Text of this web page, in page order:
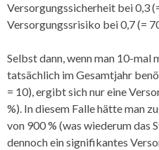
Versorgungssicherheit bei 0,3
Versorgungssrisiko bei 0,7 (=
Selbst dann, wenn man 10-
tatsächlich im Gesamtjahr
= 10), ergibt sich nur eine
%). In diesem Falle hätte man
von 900 % (was wiederum das
dennoch ein signifikantes